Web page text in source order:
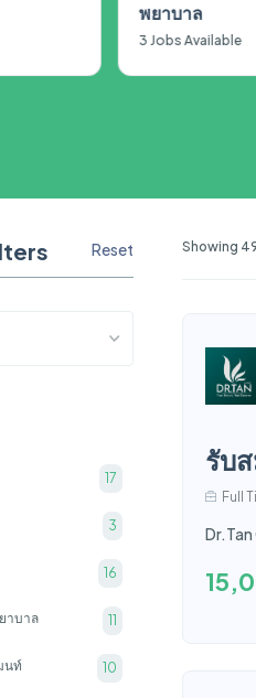
พยาบาล
3 Jobs Available
Showing
รับ
Full
Reset
17
3
16
าบาล 11
นท์ 10